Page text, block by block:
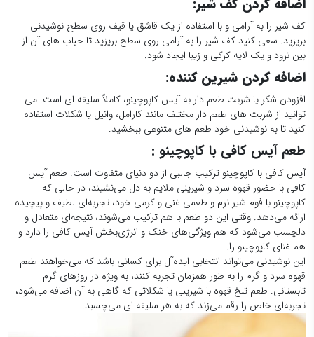
اضافه کردن کف شیر:
کف شیر را به آرامی و با استفاده از یک قاشق یا قیف روی سطح نوشیدنی
بریزید. سعی کنید کف شیر را به آرامی روی سطح بریزید تا حباب های آن از
بین نرود و یک لایه کرکی و زیبا ایجاد شود.
اضافه کردن شیرین کننده:
افزودن شکر یا شربت طعم دار به آیس کاپوچینو، کاملاً سلیقه ای است. می
توانید از شربت های طعم دار مختلف مانند کارامل، وانیل یا شکلات استفاده
کنید تا به نوشیدنی خود طعم های متنوعی ببخشید.
طعم آیس کافی با کاپوچینو :
آیس کافی با کاپوچینو ترکیب جالبی از دو دنیای متفاوت است. طعم آیس
کافی با حضور قهوه سرد و شیرینی ملایم به دل می‌نشیند، در حالی که
کاپوچینو با فوم شیر نرم و طعمی غنی و کرمی خود، تجربه‌ای لطیف و پیچیده
ارائه می‌دهد. وقتی این دو طعم با هم ترکیب می‌شوند، نتیجه‌ای متعادل و
دلچسب می‌شود که هم ویژگی‌های خنک و انرژی‌بخش آیس کافی را دارد و
هم غنای کاپوچینو را.
این نوشیدنی می‌تواند انتخابی ایده‌آل برای کسانی باشد که می‌خواهند طعم
قهوه سرد و گرم را به طور همزمان تجربه کنند، به ویژه در روزهای گرم
تابستانی. طعم تلخ قهوه با شیرینی یا شکلاتی که گاهی به آن اضافه می‌شود،
تجربه‌ای خاص را رقم می‌زند که به هر سلیقه ای می‌چسبد.